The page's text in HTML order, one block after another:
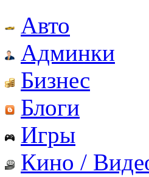
Авто
Админки
Бизнес
Блоги
Игры
Кино /